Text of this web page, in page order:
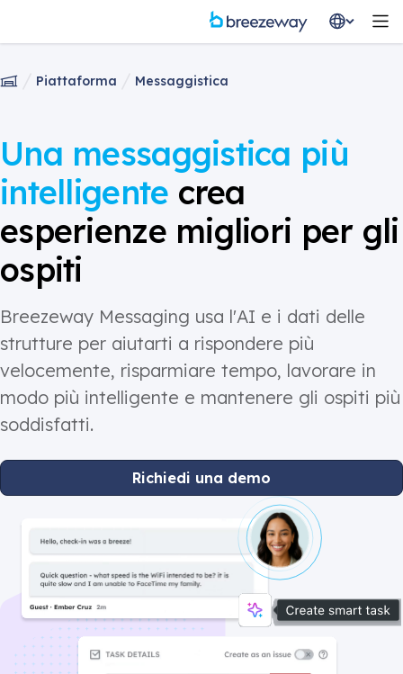
Piattaforma Messaggistica
Una messaggistica più
intelligente crea
esperienze migliori per gli
ospiti
Breezeway Messaging usa l'AI e i dati delle
strutture per aiutarti a rispondere più
velocemente, risparmiare tempo, lavorare in
modo più intelligente e mantenere gli ospiti più
soddisfatti.
Richiedi una demo